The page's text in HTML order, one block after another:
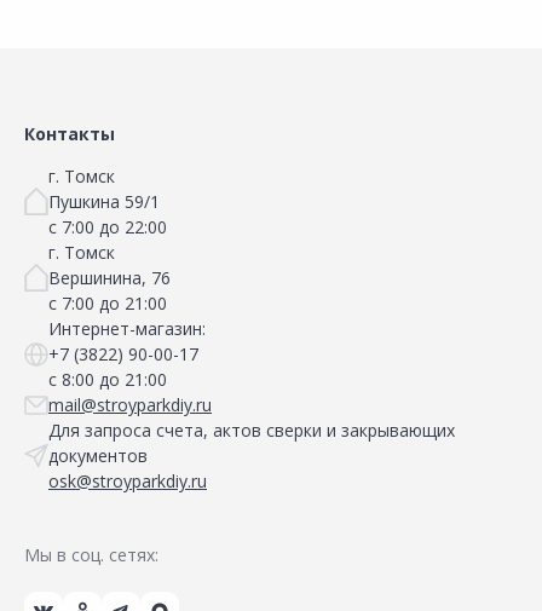
Контакты
г. Томск
Пушкина 59/1
с 7:00 до 22:00
г. Томск
Вершинина, 76
с 7:00 до 21:00
Интернет-магазин:
+7 (3822) 90-00-17
с 8:00 до 21:00
mail@stroyparkdiy.ru
Для запроса счета, актов сверки и закрывающих
документов
osk@stroyparkdiy.ru
Мы в соц. сетях: